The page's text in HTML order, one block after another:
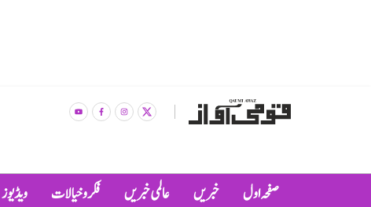
صفحہ اول خبریں عالمی خبریں فکر و خیالات ویڈیوز